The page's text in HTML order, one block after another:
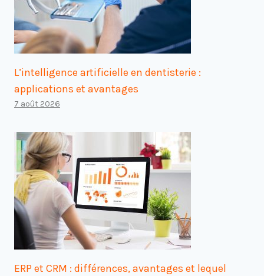
L’intelligence artificielle en dentisterie :
applications et avantages
7 août 2026
ERP et CRM : différences, avantages et lequel